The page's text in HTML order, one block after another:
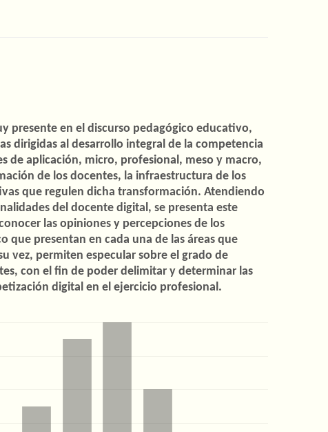
presente en el discurso pedagógico educativo,
dirigidas al desarrollo integral de la competencia
de aplicación, micro, profesional, meso y macro,
de los docentes, la infraestructura de los
que regulen dicha transformación. Atendiendo
del docente digital, se presenta este
las opiniones y percepciones de los
que presentan en cada una de las áreas que
vez, permiten especular sobre el grado de
con el fin de poder delimitar y determinar las
digital en el ejercicio profesional.